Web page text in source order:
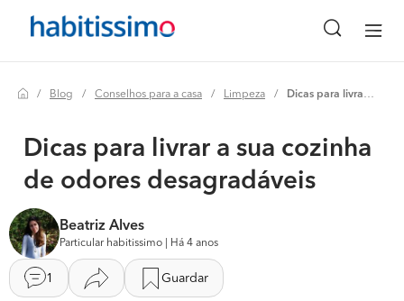
Blog Conselhos para a casa Limpeza Dicas para livrar a sua cozinha de odores desagradáveis
Dicas para livrar a sua cozinha
de odores desagradáveis
Beatriz Alves
Particular habitissimo | Há 4 anos
1 Guardar